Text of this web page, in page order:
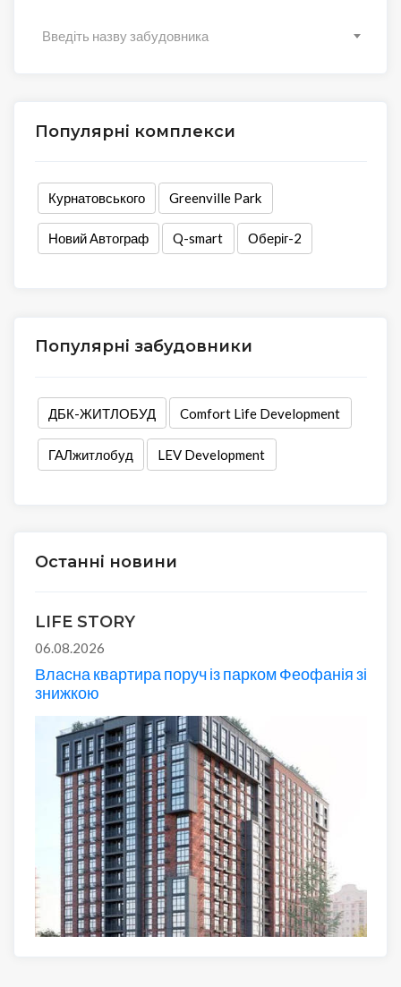
Введіть назву забудовника
Популярні комплекси
Курнатовського Greenville Park
Новий Автограф Q-smart Оберіг-2
Популярні забудовники
ДБК-ЖИТЛОБУД Comfort Life Development
ГАЛжитлобуд LEV Development
Останні новини
LIFE STORY
06.08.2026
Власна квартира поруч із парком Феофанія зі
знижкою